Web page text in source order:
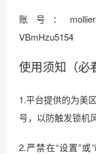
账号：
VBmHzu5154
使用须知（必
1.平台提供的为美
号，以防触发锁机
2.严禁在“设置”或